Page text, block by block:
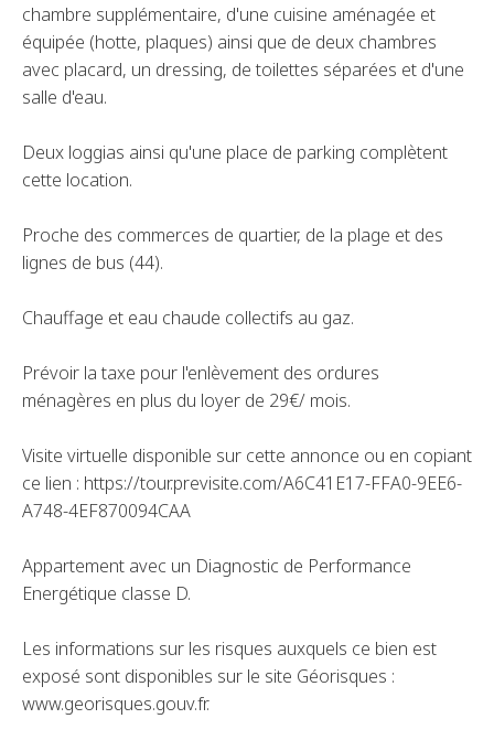
chambre supplémentaire, d'une cuisine aménagée et
équipée (hotte, plaques) ainsi que de deux chambres
avec placard, un dressing, de toilettes séparées et d'une
salle d'eau.
Deux loggias ainsi qu'une place de parking complètent
cette location.
Proche des commerces de quartier, de la plage et des
lignes de bus (44).
Chauffage et eau chaude collectifs au gaz.
Prévoir la taxe pour l'enlèvement des ordures
ménagères en plus du loyer de 29€/ mois.
Visite virtuelle disponible sur cette annonce ou en copiant
ce lien : https://tour.previsite.com/A6C41E17-FFA0-9EE6-
A748-4EF870094CAA
Appartement avec un Diagnostic de Performance
Energétique classe D.
Les informations sur les risques auxquels ce bien est
exposé sont disponibles sur le site Géorisques :
www.georisques.gouv.fr.